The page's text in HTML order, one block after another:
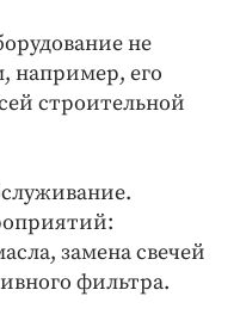
не
например, его
строительной
замена свечей
фильтра.